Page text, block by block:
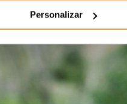
Personalizar